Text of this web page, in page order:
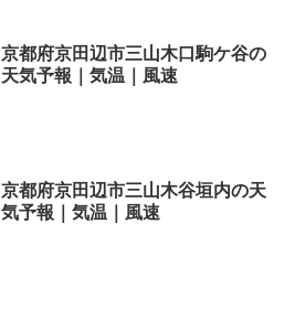
京都府京田辺市三山木口駒ケ谷の
天気予報｜気温｜風速
京都府京田辺市三山木谷垣内の天
気予報｜気温｜風速